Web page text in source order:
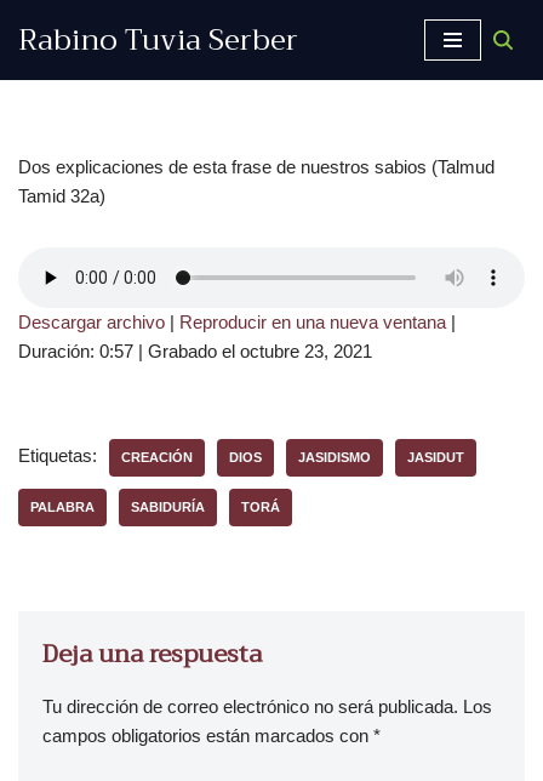
Rabino Tuvia Serber
Dos explicaciones de esta frase de nuestros sabios (Talmud
Tamid 32a)
Descargar archivo | Reproducir en una nueva ventana |
Duración: 0:57 | Grabado el octubre 23, 2021
Etiquetas: CREACIÓN DIOS JASIDISMO JASIDUT
PALABRA SABIDURÍA TORÁ
Deja una respuesta
Tu dirección de correo electrónico no será publicada. Los
campos obligatorios están marcados con *